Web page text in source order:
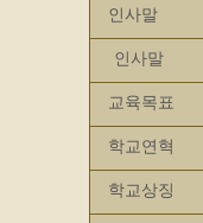
인사말
인사말
교육목표
학교연혁
학교상징